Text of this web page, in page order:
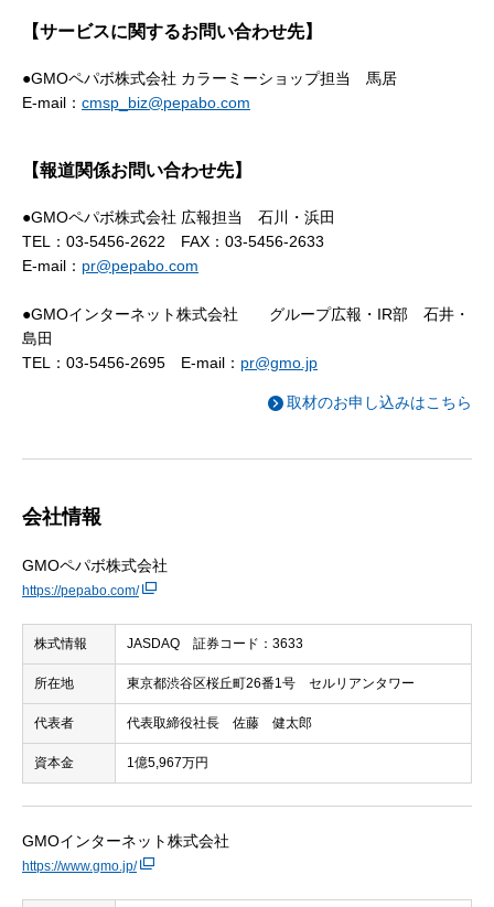
【サービスに関するお問い合わせ先】
●GMOペパボ株式会社 カラーミーショップ担当 馬居
E-mail： cmsp_biz@pepabo.com
【報道関係お問い合わせ先】
●GMOペパボ株式会社 広報担当 石川・浜田
TEL：03-5456-2622 FAX：03-5456-2633
E-mail： pr@pepabo.com
●GMOインターネット株式会社 グループ広報・IR部 石井・
島田
TEL：03-5456-2695 E-mail： pr@gmo.jp
取材のお申し込みはこちら
会社情報
GMOペパボ株式会社
https://pepabo.com/
株式情報 JASDAQ 証券コード：3633
所在地 東京都渋谷区桜丘町26番1号 セルリアンタワー
代表者 代表取締役社長 佐藤 健太郎
資本金 1億5,967万円
GMOインターネット株式会社
https://www.gmo.jp/